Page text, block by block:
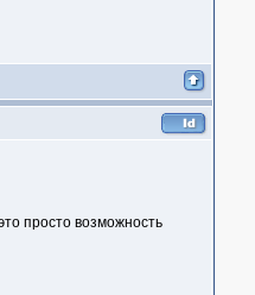
просто возможность